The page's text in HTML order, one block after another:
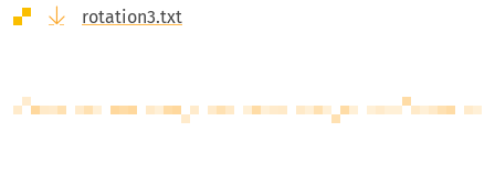
rotation3.txt